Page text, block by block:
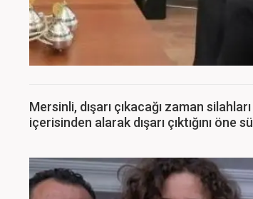
Mersinli, dışarı çıkacağı zaman
içerisinden alarak dışarı çıktığını öne